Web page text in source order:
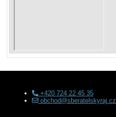
+420 724 22 45 35
obchod@sberatelskyraj.cz